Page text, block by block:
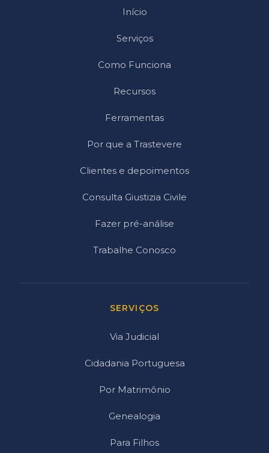
Início
Serviços
Como Funciona
Recursos
Ferramentas
Por que a Trastevere
Clientes e depoimentos
Consulta Giustizia Civile
Fazer pré-análise
Trabalhe Conosco
SERVIÇOS
Via Judicial
Cidadania Portuguesa
Por Matrimônio
Genealogia
Para Filhos